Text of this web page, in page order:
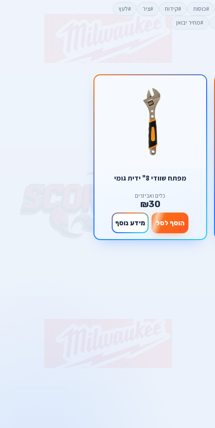
#כוסות #קידוח #ציר
#לעץ
#מחיר יבואן
מפתח שוודי 8" ידית גומי
כלים ואביזרים
₪30
הוסף לסל מידע נוסף